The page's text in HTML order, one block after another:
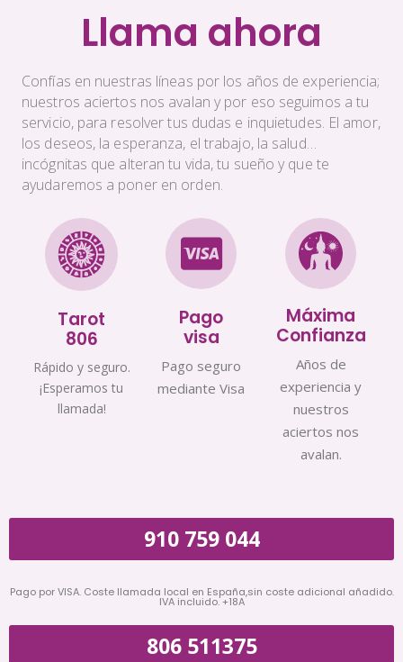
Llama ahora
Confías en nuestras líneas por los años de experiencia;
nuestros aciertos nos avalan y por eso seguimos a tu
servicio, para resolver tus dudas e inquietudes. El amor,
los deseos, la esperanza, el trabajo, la salud…
incógnitas que alteran tu vida, tu sueño y que te
ayudaremos a poner en orden.
Tarot
806
Rápido y seguro.
¡Esperamos tu
llamada!
Pago
visa
Pago seguro
mediante Visa
Máxima
Confianza
Años de
experiencia y
nuestros
aciertos nos
avalan.
910 759 044
Pago por VISA. Coste llamada local en España,sin coste adicional añadido.
IVA incluido. +18A
806 511375